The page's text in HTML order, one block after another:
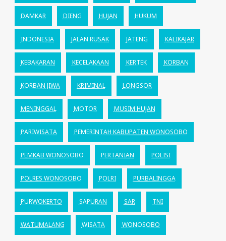
DAMKAR DIENG HUJAN HUKUM
INDONESIA JALAN RUSAK JATENG KALIKAJAR
KEBAKARAN KECELAKAAN KERTEK KORBAN
KORBAN JIWA KRIMINAL LONGSOR
MENINGGAL MOTOR MUSIM HUJAN
PARIWISATA PEMERINTAH KABUPATEN WONOSOBO
PEMKAB WONOSOBO PERTANIAN POLISI
POLRES WONOSOBO POLRI PURBALINGGA
PURWOKERTO SAPURAN SAR TNI
WATUMALANG WISATA WONOSOBO